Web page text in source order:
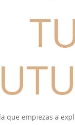
que empiezas a